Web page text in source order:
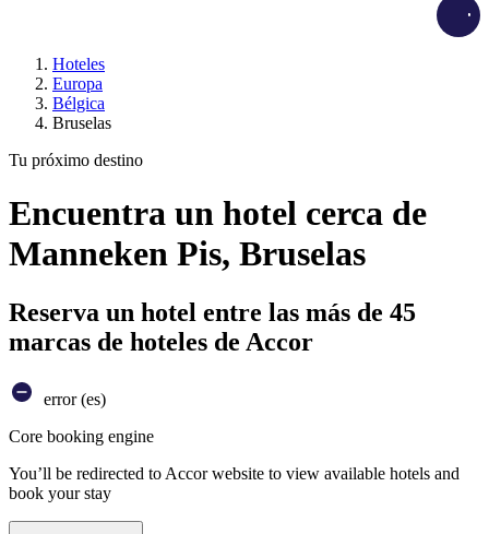
Hoteles
Europa
Bélgica
Bruselas
Tu próximo destino
Encuentra un hotel cerca de
Manneken Pis, Bruselas
Reserva un hotel entre las más de 45
marcas de hoteles de Accor
error (es)
Core booking engine
You’ll be redirected to Accor website to view available hotels and
book your stay